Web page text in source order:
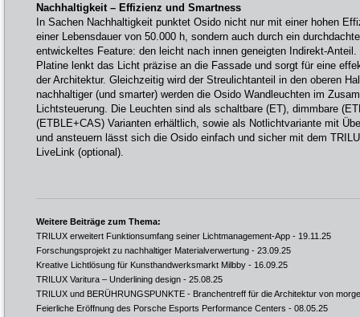
Nachhaltigkeit – Effizienz und Smartness
In Sachen Nachhaltigkeit punktet Osido nicht nur mit einer hohen
einer Lebensdauer von 50.000 h, sondern auch durch ein
entwickeltes Feature: den leicht nach innen geneigten Indirekt-Anteil.
Platine lenkt das Licht präzise an die Fassade und sorgt für eine
der Architektur. Gleichzeitig wird der Streulichtanteil in den oberen
nachhaltiger (und smarter) werden die Osido Wandleuchten im
Lichtsteuerung. Die Leuchten sind als schaltbare (ET), dimmbare
(ETBLE+CAS) Varianten erhältlich, sowie als Notlichtvariante mit
und ansteuern lässt sich die Osido einfach und sicher mit dem
LiveLink (optional).
Weitere Beiträge zum Thema:
TRILUX erweitert Funktionsumfang seiner Lichtmanagement-App - 19.11.25
Forschungsprojekt zu nachhaltiger Materialverwertung - 23.09.25
Kreative Lichtlösung für Kunsthandwerksmarkt Milbby - 16.09.25
TRILUX Varitura – Underlining design - 25.08.25
TRILUX und BERÜHRUNGSPUNKTE - Branchentreff für die Architektur von
Feierliche Eröffnung des Porsche Esports Performance Centers - 08.05.25